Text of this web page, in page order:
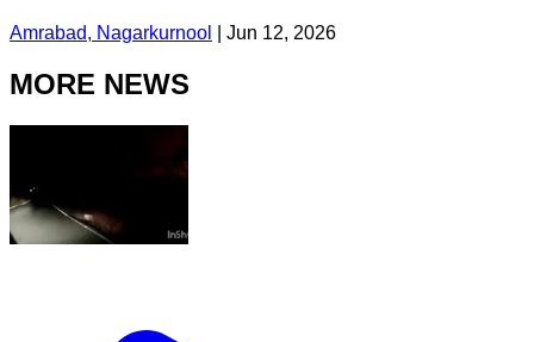
Amrabad, Nagarkurnool Jun 12, 2026
MORE NEWS